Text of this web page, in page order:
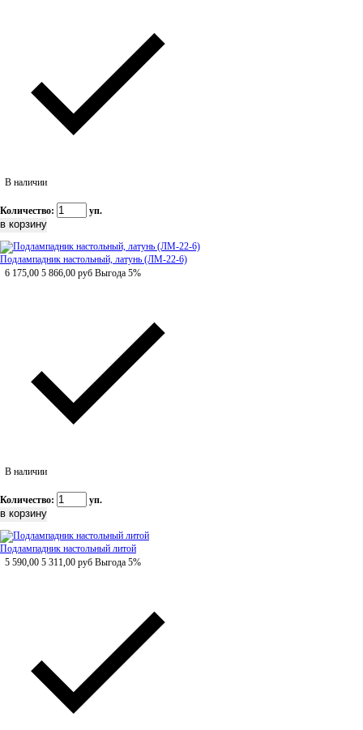
В наличии
Количество: уп.
Подлампадник настольный, латунь (ЛМ-22-6)
6 175,00 5 866,00 руб Выгода 5%
В наличии
Количество: уп.
Подлампадник настольный литой
5 590,00 5 311,00 руб Выгода 5%